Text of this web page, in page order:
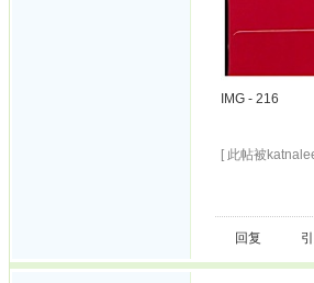
IMG - 216
[ 此帖被
回复